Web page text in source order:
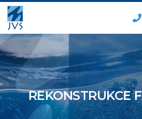
REKONSTRUKCE